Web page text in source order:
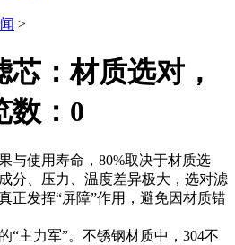
>
：材质选对，
数： 0
与使用寿命，80%取决于材质选
分、压力、温度差异极大，选对滤
正发挥“屏障”作用，避免因材质错
“主力军”。不锈钢材质中，304不